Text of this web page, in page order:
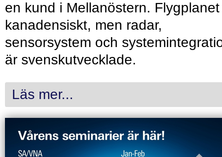
en kund i Mellanöstern.
kanadensiskt, men radar,
sensorsystem och
är svenskutvecklade.
Läs mer...